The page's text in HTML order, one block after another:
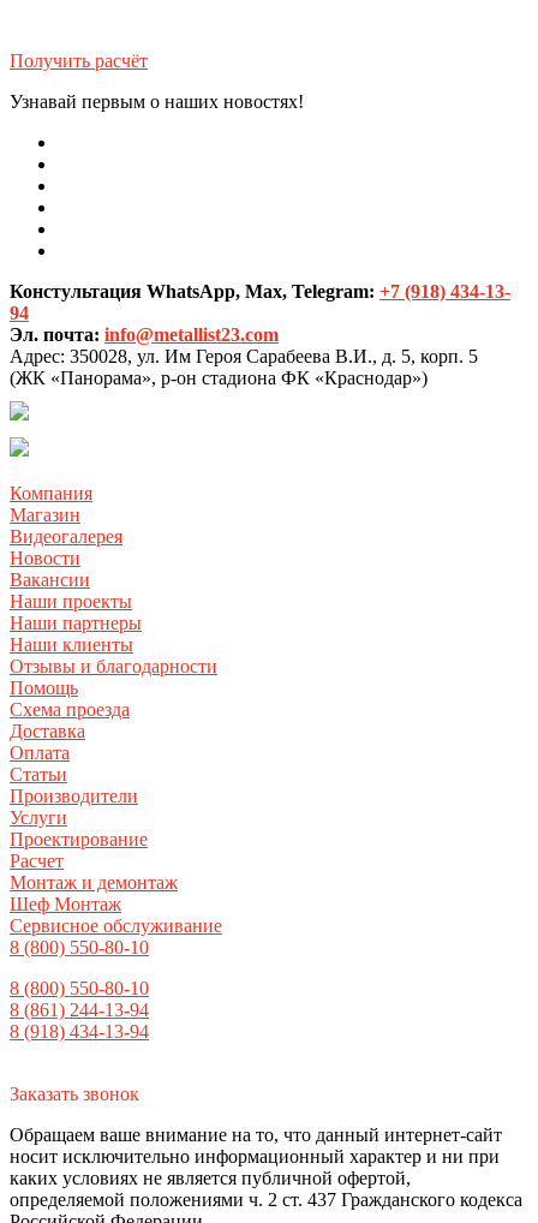
Получить расчёт
Узнавай первым о наших новостях!
Констультация WhatsApp, Max, Telegram: +7 (918) 434-13-
94
Эл. почта: info@metallist23.com
Адрес: 350028, ул. Им Героя Сарабеева В.И., д. 5, корп. 5
(ЖК «Панорама», р-он стадиона ФК «Краснодар»)
Компания
Магазин
Видеогалерея
Новости
Вакансии
Наши проекты
Наши партнеры
Наши клиенты
Отзывы и благодарности
Помощь
Схема проезда
Доставка
Оплата
Статьи
Производители
Услуги
Проектирование
Расчет
Монтаж и демонтаж
Шеф Монтаж
Сервисное обслуживание
8 (800) 550-80-10
8 (800) 550-80-10
8 (861) 244-13-94
8 (918) 434-13-94
Заказать звонок
Обращаем ваше внимание на то, что данный интернет-сайт
носит исключительно информационный характер и ни при
каких условиях не является публичной офертой,
определяемой положениями ч. 2 ст. 437 Гражданского кодекса